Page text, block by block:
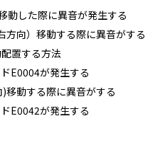
動した際に異音が発生する
方向）移動する際に異音がする
置する方法
E0004が発生する
移動する際に異音がする
E0042が発生する